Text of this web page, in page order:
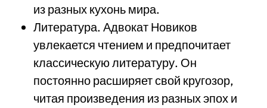
из разных кухонь мира.
Литература. Адвокат Новиков
увлекается чтением и предпочитает
классическую литературу. Он
постоянно расширяет свой кругозор,
читая произведения из разных эпох и